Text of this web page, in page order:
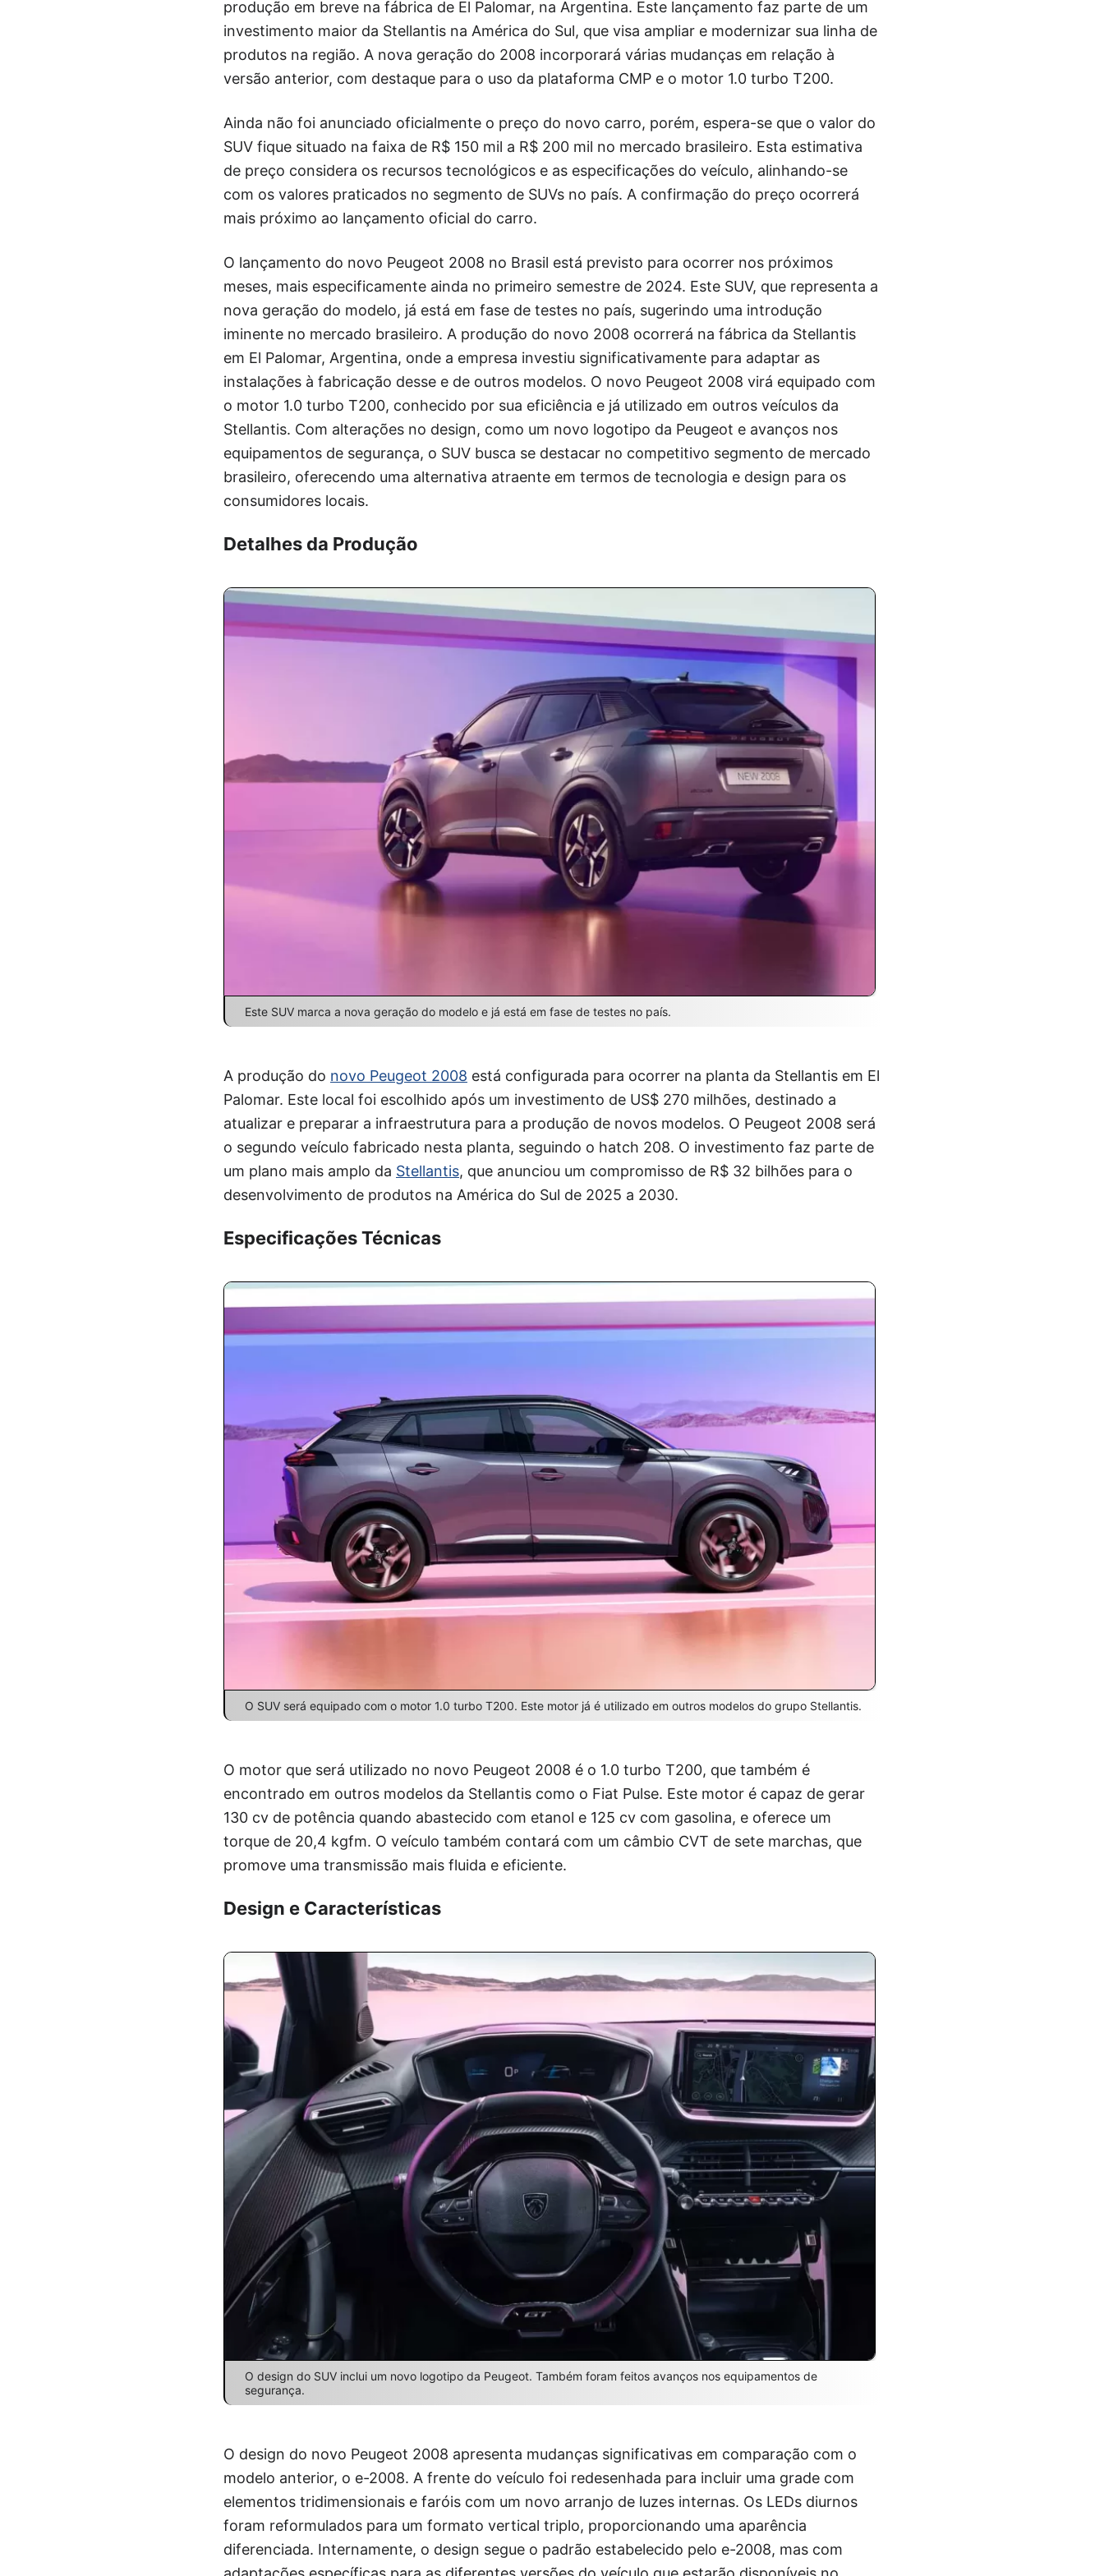
produção em breve na fábrica de El Palomar, na Argentina. Este lançamento faz parte de um
investimento maior da Stellantis na América do Sul, que visa ampliar e modernizar sua linha de
produtos na região. A nova geração do 2008 incorporará várias mudanças em relação à
versão anterior, com destaque para o uso da plataforma CMP e o motor 1.0 turbo T200.
Ainda não foi anunciado oficialmente o preço do novo carro, porém, espera-se que o valor do
SUV fique situado na faixa de R$ 150 mil a R$ 200 mil no mercado brasileiro. Esta estimativa
de preço considera os recursos tecnológicos e as especificações do veículo, alinhando-se
com os valores praticados no segmento de SUVs no país. A confirmação do preço ocorrerá
mais próximo ao lançamento oficial do carro.
O lançamento do novo Peugeot 2008 no Brasil está previsto para ocorrer nos próximos
meses, mais especificamente ainda no primeiro semestre de 2024. Este SUV, que representa a
nova geração do modelo, já está em fase de testes no país, sugerindo uma introdução
iminente no mercado brasileiro. A produção do novo 2008 ocorrerá na fábrica da Stellantis
em El Palomar, Argentina, onde a empresa investiu significativamente para adaptar as
instalações à fabricação desse e de outros modelos. O novo Peugeot 2008 virá equipado com
o motor 1.0 turbo T200, conhecido por sua eficiência e já utilizado em outros veículos da
Stellantis. Com alterações no design, como um novo logotipo da Peugeot e avanços nos
equipamentos de segurança, o SUV busca se destacar no competitivo segmento de mercado
brasileiro, oferecendo uma alternativa atraente em termos de tecnologia e design para os
consumidores locais.
Detalhes da Produção
Este SUV marca a nova geração do modelo e já está em fase de testes no país.
A produção do novo Peugeot 2008 está configurada para ocorrer na planta da Stellantis em El
Palomar. Este local foi escolhido após um investimento de US$ 270 milhões, destinado a
atualizar e preparar a infraestrutura para a produção de novos modelos. O Peugeot 2008 será
o segundo veículo fabricado nesta planta, seguindo o hatch 208. O investimento faz parte de
um plano mais amplo da Stellantis, que anunciou um compromisso de R$ 32 bilhões para o
desenvolvimento de produtos na América do Sul de 2025 a 2030.
Especificações Técnicas
O SUV será equipado com o motor 1.0 turbo T200. Este motor já é utilizado em outros modelos do grupo Stellantis.
O motor que será utilizado no novo Peugeot 2008 é o 1.0 turbo T200, que também é
encontrado em outros modelos da Stellantis como o Fiat Pulse. Este motor é capaz de gerar
130 cv de potência quando abastecido com etanol e 125 cv com gasolina, e oferece um
torque de 20,4 kgfm. O veículo também contará com um câmbio CVT de sete marchas, que
promove uma transmissão mais fluida e eficiente.
Design e Características
O design do SUV inclui um novo logotipo da Peugeot. Também foram feitos avanços nos equipamentos de
segurança.
O design do novo Peugeot 2008 apresenta mudanças significativas em comparação com o
modelo anterior, o e-2008. A frente do veículo foi redesenhada para incluir uma grade com
elementos tridimensionais e faróis com um novo arranjo de luzes internas. Os LEDs diurnos
foram reformulados para um formato vertical triplo, proporcionando uma aparência
diferenciada. Internamente, o design segue o padrão estabelecido pelo e-2008, mas com